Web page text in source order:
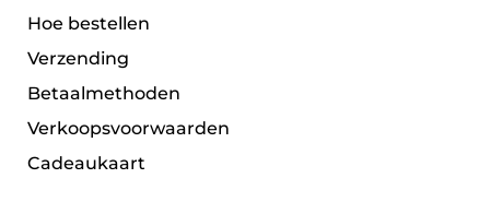
Hoe bestellen
Verzending
Betaalmethoden
Verkoopsvoorwaarden
Cadeaukaart